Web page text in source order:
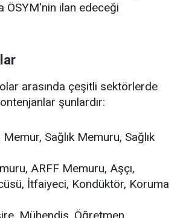
ÖSYM'nin ilan edeceği
arasında çeşitli sektörlerde
şunlardır:
Sağlık Memuru, Sağlık
ARFF Memuru, Aşçı,
İtfaiyeci, Kondüktör, Koruma